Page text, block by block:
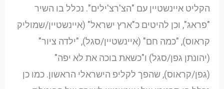
הקליט איינשטיין עם "הצ'רצ'ילים". נכלל בו השיר
"פראג", וכן להיטים כ"ארץ ישראל" (איינשטיין/שמוליק
קראוס), "כמה חם" (איינשטיין/סגל), "ילדה ציור"
(יהונתן גפן/סגל) ו"כשאת בוכה את לא יפה"
(גפן/קראוס), שהפך לקליפ הישראלי הראשון. כמו כן